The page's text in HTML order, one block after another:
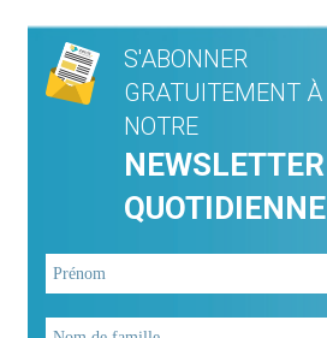
S'ABONNER
GRATUITEMENT À
NOTRE
NEWSLETTER
QUOTIDIENNE